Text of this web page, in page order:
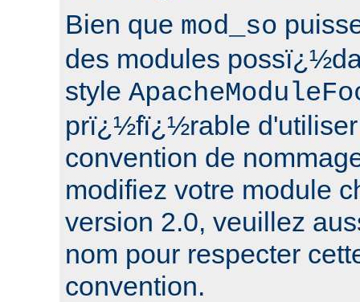
Bien que mod_so
des modules
style
prï¿½fï¿½rable
convention de
modifiez votre module
version 2.0, veuillez
nom pour respecter
convention.